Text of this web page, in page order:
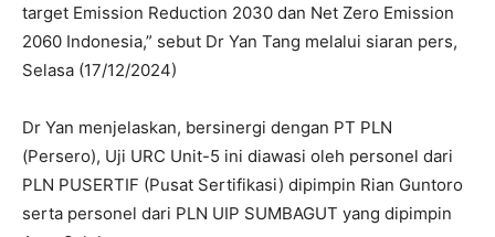
target Emission Reduction 2030 dan Net Zero Emission
2060 Indonesia,” sebut Dr Yan Tang melalui siaran pers,
Selasa (17/12/2024)
Dr Yan menjelaskan, bersinergi dengan PT PLN
(Persero), Uji URC Unit-5 ini diawasi oleh personel dari
PLN PUSERTIF (Pusat Sertifikasi) dipimpin Rian Guntoro
serta personel dari PLN UIP SUMBAGUT yang dipimpin